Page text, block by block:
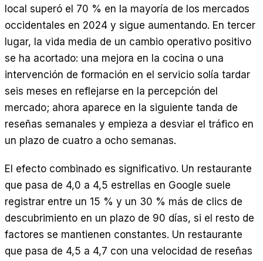
local superó el 70 % en la mayoría de los mercados
occidentales en 2024 y sigue aumentando. En tercer
lugar, la vida media de un cambio operativo positivo
se ha acortado: una mejora en la cocina o una
intervención de formación en el servicio solía tardar
seis meses en reflejarse en la percepción del
mercado; ahora aparece en la siguiente tanda de
reseñas semanales y empieza a desviar el tráfico en
un plazo de cuatro a ocho semanas.
El efecto combinado es significativo. Un restaurante
que pasa de 4,0 a 4,5 estrellas en Google suele
registrar entre un 15 % y un 30 % más de clics de
descubrimiento en un plazo de 90 días, si el resto de
factores se mantienen constantes. Un restaurante
que pasa de 4,5 a 4,7 con una velocidad de reseñas